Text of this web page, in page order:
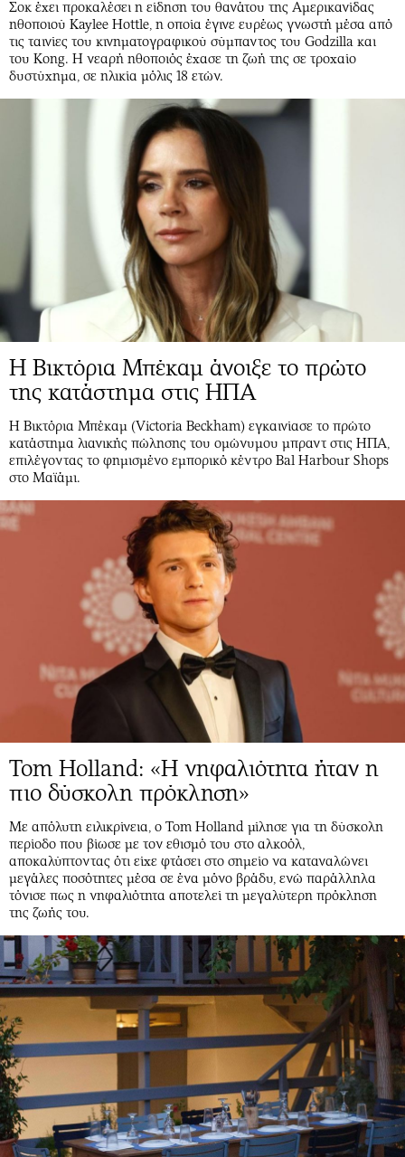
Αθλητισμός
Κύπρος
Ελλάδα
Διεθνή
Αγορές
Money Review
AstroBank Properties
Trends
Ενέργεια
Ναυτιλία
Ελλάδα
Κόσμος
Παράξενα
Πολιτισμός
Θέατρο-Χορός
Χειρόγραφα
Geek
Νέα
Κινητά-tablets
Social
Αυτοκίνηση
Αφιερώματα
Πολιτική
Γενικά
Αναδρομές
Πρόσωπα
Περιβάλλον
Good Life
Γυναίκα
Showbiz
Συνταγές
Έξοδος
Εκπομπές
Wine routes
Podcasts
Uncut
Προσφορές
Προσωπικότητες στην ''Κ''
Επιστολές
Σοκ έχει προκαλέσει η είδηση του θανάτου της Αμερικανίδας
ηθοποιού Kaylee Hottle, η οποία έγινε ευρέως γνωστή μέσα από
τις ταινίες του κινηματογραφικού σύμπαντος του Godzilla και
του Kong. Η νεαρή ηθοποιός έχασε τη ζωή της σε τροχαίο
δυστύχημα, σε ηλικία μόλις 18 ετών.
Η Βικτόρια Μπέκαμ άνοιξε το πρώτο
της κατάστημα στις ΗΠΑ
Η Βικτόρια Μπέκαμ (Victoria Beckham) εγκαινίασε το πρώτο
κατάστημα λιανικής πώλησης του ομώνυμου μπραντ στις ΗΠΑ,
επιλέγοντας το φημισμένο εμπορικό κέντρο Bal Harbour Shops
στο Μαϊάμι.
Tom Holland: «Η νηφαλιότητα ήταν η
πιο δύσκολη πρόκληση»
Με απόλυτη ειλικρίνεια, ο Tom Holland μίλησε για τη δύσκολη
περίοδο που βίωσε με τον εθισμό του στο αλκοόλ,
αποκαλύπτοντας ότι είχε φτάσει στο σημείο να καταναλώνει
μεγάλες ποσότητες μέσα σε ένα μόνο βράδυ, ενώ παράλληλα
τόνισε πως η νηφαλιότητα αποτελεί τη μεγαλύτερη πρόκληση
της ζωής του.